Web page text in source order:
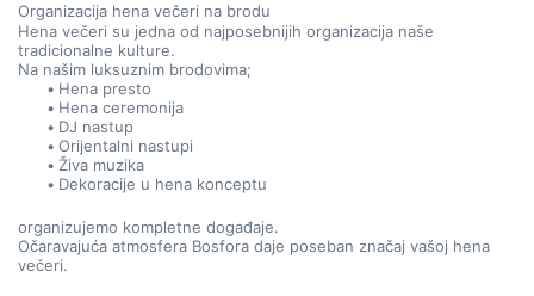
Organizacija hena večeri na brodu
Hena večeri su jedna od najposebnijih organizacija naše
tradicionalne kulture.
Na našim luksuznim brodovima;
Hena presto
Hena ceremonija
DJ nastup
Orijentalni nastupi
Živa muzika
Dekoracije u hena konceptu
organizujemo kompletne događaje.
Očaravajuća atmosfera Bosfora daje poseban značaj vašoj hena
večeri.